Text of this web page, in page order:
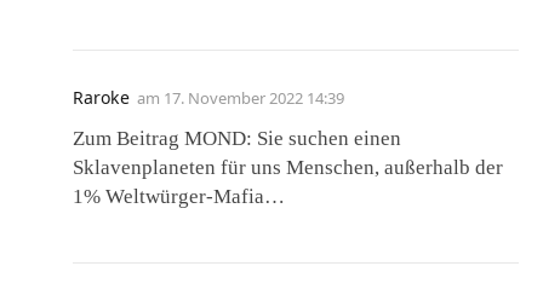
Raroke am 17. November 2022 14:39
Zum Beitrag MOND: Sie suchen einen
Sklavenplaneten für uns Menschen, außerhalb der
1% Weltwürger-Mafia…